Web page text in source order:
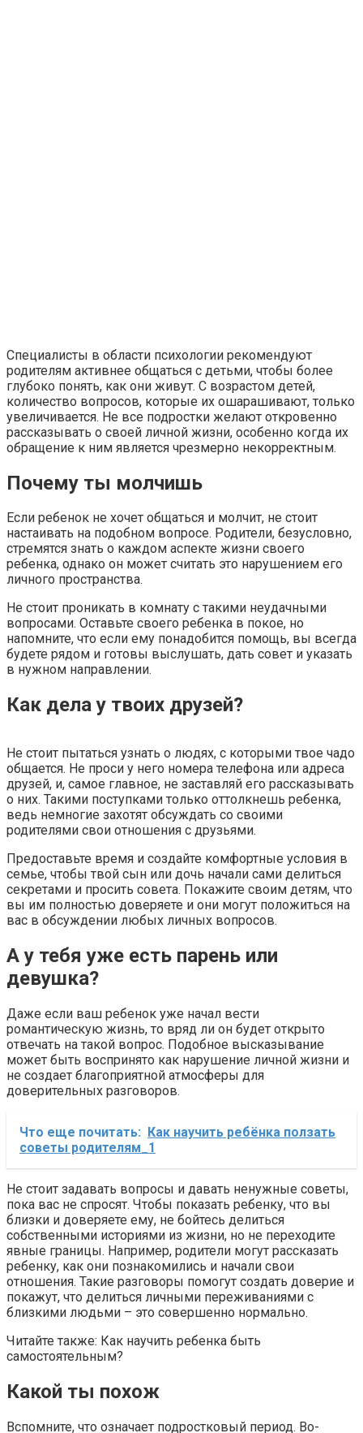
Специалисты в области психологии рекомендуют
родителям активнее общаться с детьми, чтобы более
глубоко понять, как они живут. С возрастом детей,
количество вопросов, которые их ошарашивают, только
увеличивается. Не все подростки желают откровенно
рассказывать о своей личной жизни, особенно когда их
обращение к ним является чрезмерно некорректным.
Почему ты молчишь
Если ребенок не хочет общаться и молчит, не стоит
настаивать на подобном вопросе. Родители, безусловно,
стремятся знать о каждом аспекте жизни своего
ребенка, однако он может считать это нарушением его
личного пространства.
Не стоит проникать в комнату с такими неудачными
вопросами. Оставьте своего ребенка в покое, но
напомните, что если ему понадобится помощь, вы всегда
будете рядом и готовы выслушать, дать совет и указать
в нужном направлении.
Как дела у твоих друзей?
Не стоит пытаться узнать о людях, с которыми твое чадо
общается. Не проси у него номера телефона или адреса
друзей, и, самое главное, не заставляй его рассказывать
о них. Такими поступками только оттолкнешь ребенка,
ведь немногие захотят обсуждать со своими
родителями свои отношения с друзьями.
Предоставьте время и создайте комфортные условия в
семье, чтобы твой сын или дочь начали сами делиться
секретами и просить совета. Покажите своим детям, что
вы им полностью доверяете и они могут положиться на
вас в обсуждении любых личных вопросов.
А у тебя уже есть парень или
девушка?
Даже если ваш ребенок уже начал вести
романтическую жизнь, то вряд ли он будет открыто
отвечать на такой вопрос. Подобное высказывание
может быть воспринято как нарушение личной жизни и
не создает благоприятной атмосферы для
доверительных разговоров.
Что еще почитать: Как научить ребёнка ползать
советы родителям_1
Не стоит задавать вопросы и давать ненужные советы,
пока вас не спросят. Чтобы показать ребенку, что вы
близки и доверяете ему, не бойтесь делиться
собственными историями из жизни, но не переходите
явные границы. Например, родители могут рассказать
ребенку, как они познакомились и начали свои
отношения. Такие разговоры помогут создать доверие и
покажут, что делиться личными переживаниями с
близкими людьми – это совершенно нормально.
Читайте также: Как научить ребенка быть
самостоятельным?
Какой ты похож
Вспомните, что означает подростковый период. Во-